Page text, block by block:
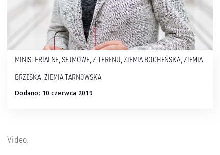
MINISTERIALNE, SEJMOWE, Z TERENU, ZIEMIA BOCHEŃSKA, ZIEMIA
BRZESKA, ZIEMIA TARNOWSKA
Dodano: 10 czerwca 2019
Video.